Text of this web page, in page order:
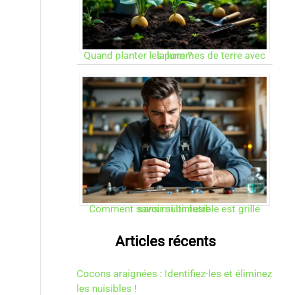
Quand planter les pommes de terre avec la lune ?
Comment savoir si un fusible est grillé sans multimetre
Articles récents
Cocons araignées : Identifiez-les et éliminez
les nuisibles !